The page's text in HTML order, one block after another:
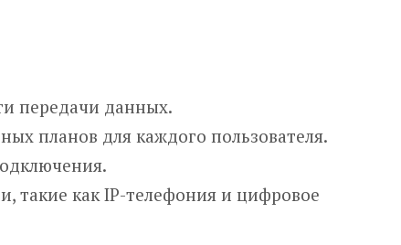
передачи данных.
планов для каждого пользователя.
такие как IP-телефония и цифровое